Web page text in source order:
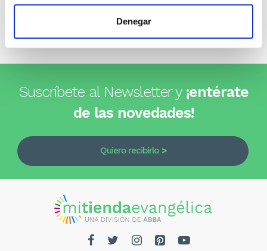
Denegar
Escribe tu opinión
Suscríbete al Newsletter y ¡entérate
de las novedades!
Quiero recibirlo